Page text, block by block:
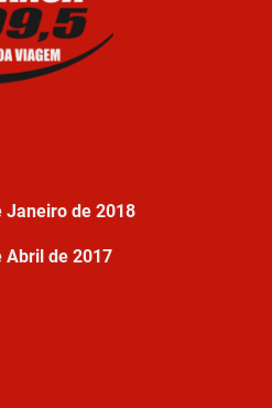
Janeiro de 2018
Abril de 2017